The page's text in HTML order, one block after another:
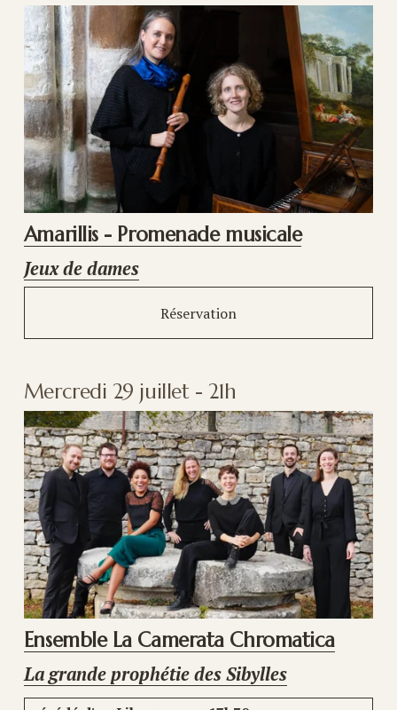
Amarillis - Promenade musicale
Réservation
Jeux de dames
Mercredi 29 juillet - 21h
Ensemble La Camerata Chromatica
La grande prophétie des Sibylles